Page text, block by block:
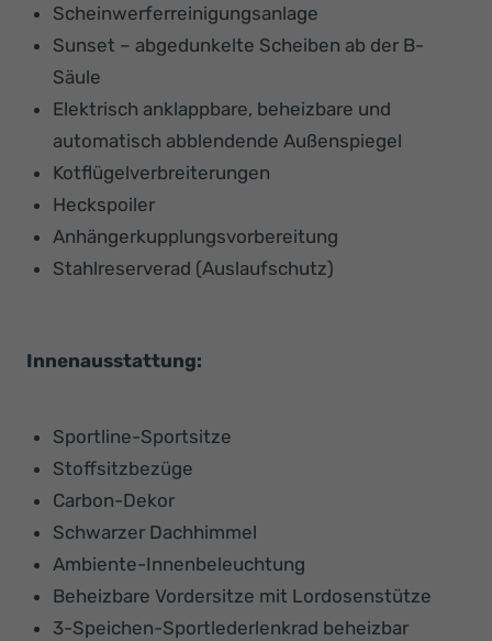
Scheinwerferreinigungsanlage
Sunset – abgedunkelte Scheiben ab der B-
Säule
Elektrisch anklappbare, beheizbare und
automatisch abblendende Außenspiegel
Kotflügelverbreiterungen
Heckspoiler
Anhängerkupplungsvorbereitung
Stahlreserverad (Auslaufschutz)
Innenausstattung:
Sportline-Sportsitze
Stoffsitzbezüge
Carbon-Dekor
Schwarzer Dachhimmel
Ambiente-Innenbeleuchtung
Beheizbare Vordersitze mit Lordosenstütze
3-Speichen-Sportlederlenkrad beheizbar